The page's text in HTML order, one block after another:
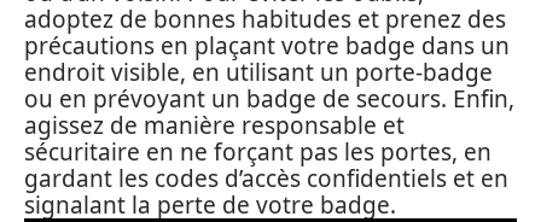
adoptez de bonnes habitudes et prenez des
précautions en plaçant votre badge dans un
endroit visible, en utilisant un porte-badge
ou en prévoyant un badge de secours. Enfin,
agissez de manière responsable et
sécuritaire en ne forçant pas les portes, en
gardant les codes d’accès confidentiels et en
signalant la perte de votre badge.